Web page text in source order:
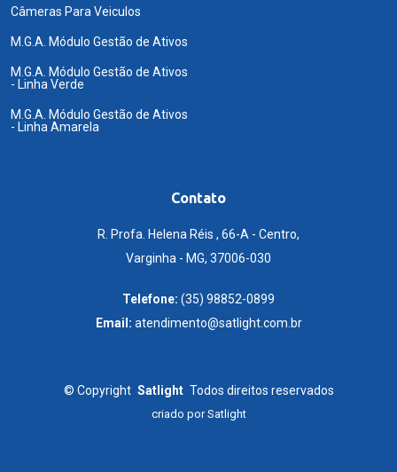
Câmeras Para Veiculos
M.G.A. Módulo Gestão de Ativos
M.G.A. Módulo Gestão de Ativos
- Linha Verde
M.G.A. Módulo Gestão de Ativos
- Linha Amarela
Contato
R. Profa. Helena Réis , 66-A - Centro,
Varginha - MG, 37006-030
Telefone: (35) 98852-0899
Email: atendimento@satlight.com.br
© Copyright Satlight Todos direitos reservados
criado porSatlight